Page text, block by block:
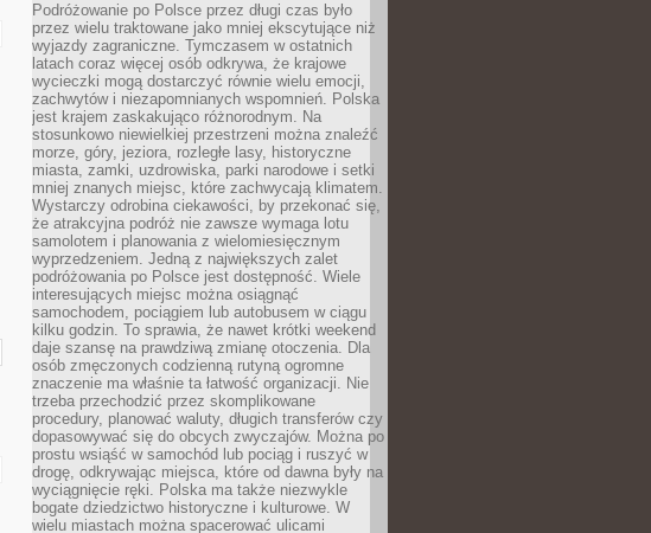
Podróżowanie po Polsce przez długi czas było
przez wielu traktowane jako mniej ekscytujące niż
wyjazdy zagraniczne. Tymczasem w ostatnich
latach coraz więcej osób odkrywa, że krajowe
wycieczki mogą dostarczyć równie wielu emocji,
zachwytów i niezapomnianych wspomnień. Polska
jest krajem zaskakująco różnorodnym. Na
stosunkowo niewielkiej przestrzeni można znaleźć
morze, góry, jeziora, rozległe lasy, historyczne
miasta, zamki, uzdrowiska, parki narodowe i setki
mniej znanych miejsc, które zachwycają klimatem.
Wystarczy odrobina ciekawości, by przekonać się,
że atrakcyjna podróż nie zawsze wymaga lotu
samolotem i planowania z wielomiesięcznym
wyprzedzeniem. Jedną z największych zalet
podróżowania po Polsce jest dostępność. Wiele
interesujących miejsc można osiągnąć
samochodem, pociągiem lub autobusem w ciągu
kilku godzin. To sprawia, że nawet krótki weekend
daje szansę na prawdziwą zmianę otoczenia. Dla
osób zmęczonych codzienną rutyną ogromne
znaczenie ma właśnie ta łatwość organizacji. Nie
trzeba przechodzić przez skomplikowane
procedury, planować waluty, długich transferów czy
dopasowywać się do obcych zwyczajów. Można po
prostu wsiąść w samochód lub pociąg i ruszyć w
drogę, odkrywając miejsca, które od dawna były na
wyciągnięcie ręki. Polska ma także niezwykle
bogate dziedzictwo historyczne i kulturowe. W
wielu miastach można spacerować ulicami